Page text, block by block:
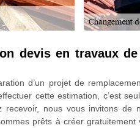
devis en travaux
d’un projet de
cette estimation, c’est
recevoir, nous vous invitons de
prêts à créer